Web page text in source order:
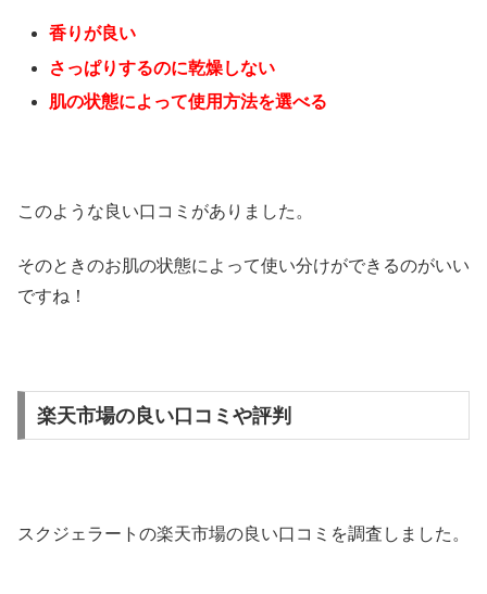
香りが良い
さっぱりするのに乾燥しない
肌の状態によって使用方法を選べる
このような良い口コミがありました。
そのときのお肌の状態によって使い分けができるのがいい
ですね！
楽天市場の良い口コミや評判
スクジェラートの楽天市場の良い口コミを調査しました。